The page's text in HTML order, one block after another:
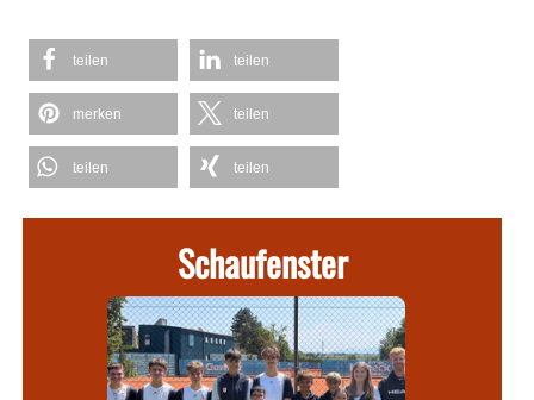
teilen teilen
merken teilen
teilen teilen
Schaufenster